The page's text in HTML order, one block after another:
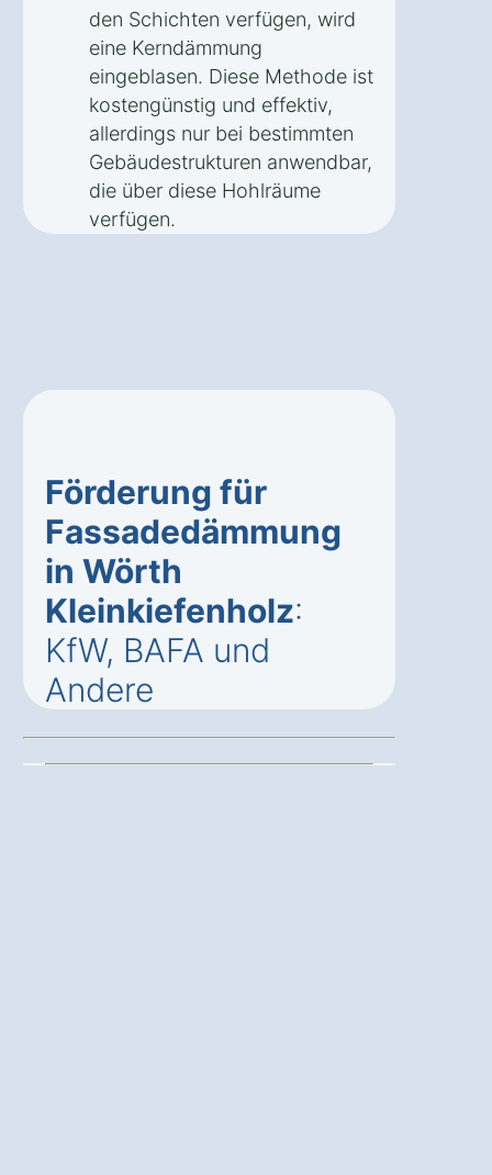
den Schichten verfügen, wird
eine Kerndämmung
eingeblasen. Diese Methode ist
kostengünstig und effektiv,
allerdings nur bei bestimmten
Gebäudestrukturen anwendbar,
die über diese Hohlräume
verfügen.
Förderung für
Fassadedämmung
in Wörth
Kleinkiefenholz:
KfW, BAFA und
Andere